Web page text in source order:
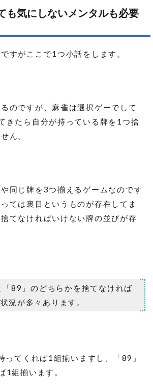
も気にしないメンタルも必要
すがここで1つ小話をします。
のですが、麻雀は選択ゲーでして
きたら自分が持っている牌を1つ捨
ん。
同じ牌を3つ揃えるゲームなのです
ては裏目というものが存在してま
てなければいけない牌の並びが存
89」のどちらかを捨てなければ
況が多々あります。
ってくれば1組揃いますし、「89」
1組揃います。